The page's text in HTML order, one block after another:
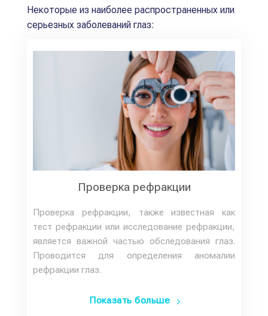
Некоторые из наиболее распространенных или
серьезных заболеваний глаз:
Проверка рефракции
Проверка рефракции, также известная как
тест рефракции или исследование рефракции,
является важной частью обследования глаз.
Проводится для определения аномалии
рефракции глаз.
Показать больше